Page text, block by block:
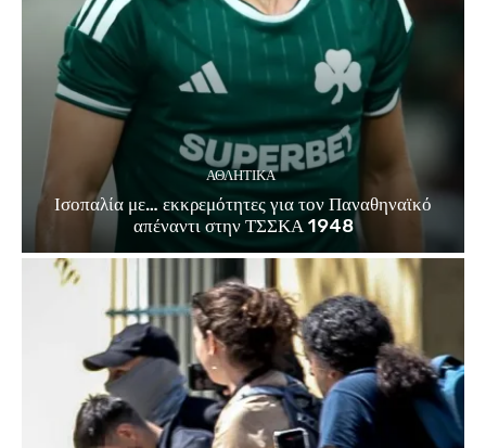
ΑΘΛΗΤΙΚΑ
Ισοπαλία με… εκκρεμότητες για τον Παναθηναϊκό
απέναντι στην ΤΣΣΚΑ 1948